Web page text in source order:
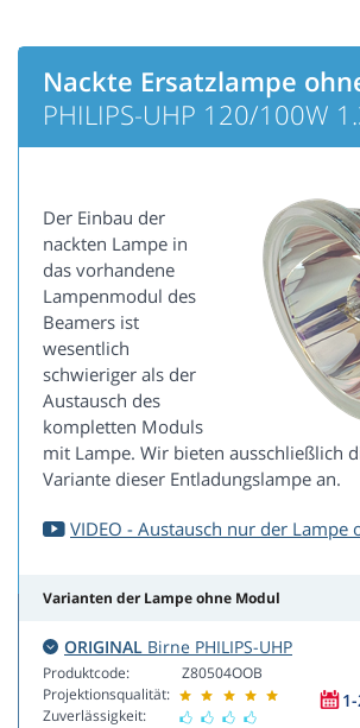
Nackte Ersatzlampe
PHILIPS-UHP 120/100W
Der Einbau der
nackten Lampe in
das vorhandene
Lampenmodul des
Beamers ist
wesentlich
schwieriger als der
Austausch des
kompletten Moduls
mit Lampe. Wir bieten ausschließlich
Variante dieser Entladungslampe an.
VIDEO - Austausch nur der Lampe
Varianten der Lampe ohne Modul
ORIGINAL Birne PHILIPS-UHP
Produktcode:
Projektionsqualität:
Zuverlässigkeit:
Z80504OOB